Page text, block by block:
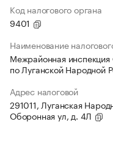
Код налогового органа
9401
Наименование
Межрайонная
по Луганской Народной
Адрес налоговой
291011, Луганская
Оборонная ул, д. 4Л